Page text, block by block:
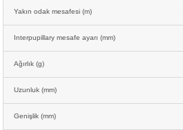
Yakın odak mesafesi (m)
Interpupillary mesafe ayarı (mm)
Ağırlık (g)
Uzunluk (mm)
Genişlik (mm)